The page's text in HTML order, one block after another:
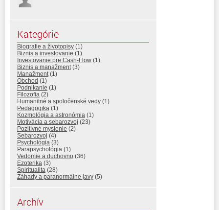
Kategórie
Biografie a životopisy (1)
Biznis a investovanie (1)
Investovanie pre Cash-Flow (1)
Biznis a manažment (3)
Manažment (1)
Obchod (1)
Podnikanie (1)
Filozofia (2)
Humanitné a spoločenské vedy (1)
Pedagogika (1)
Kozmológia a astronómia (1)
Motivácia a sebarozvoj (23)
Pozitívné myslenie (2)
Sebarozvoj (4)
Psychológia (3)
Parapsychológia (1)
Vedomie a duchovno (36)
Ezoterika (3)
Spiritualita (28)
Záhady a paranormálne javy (5)
Archív